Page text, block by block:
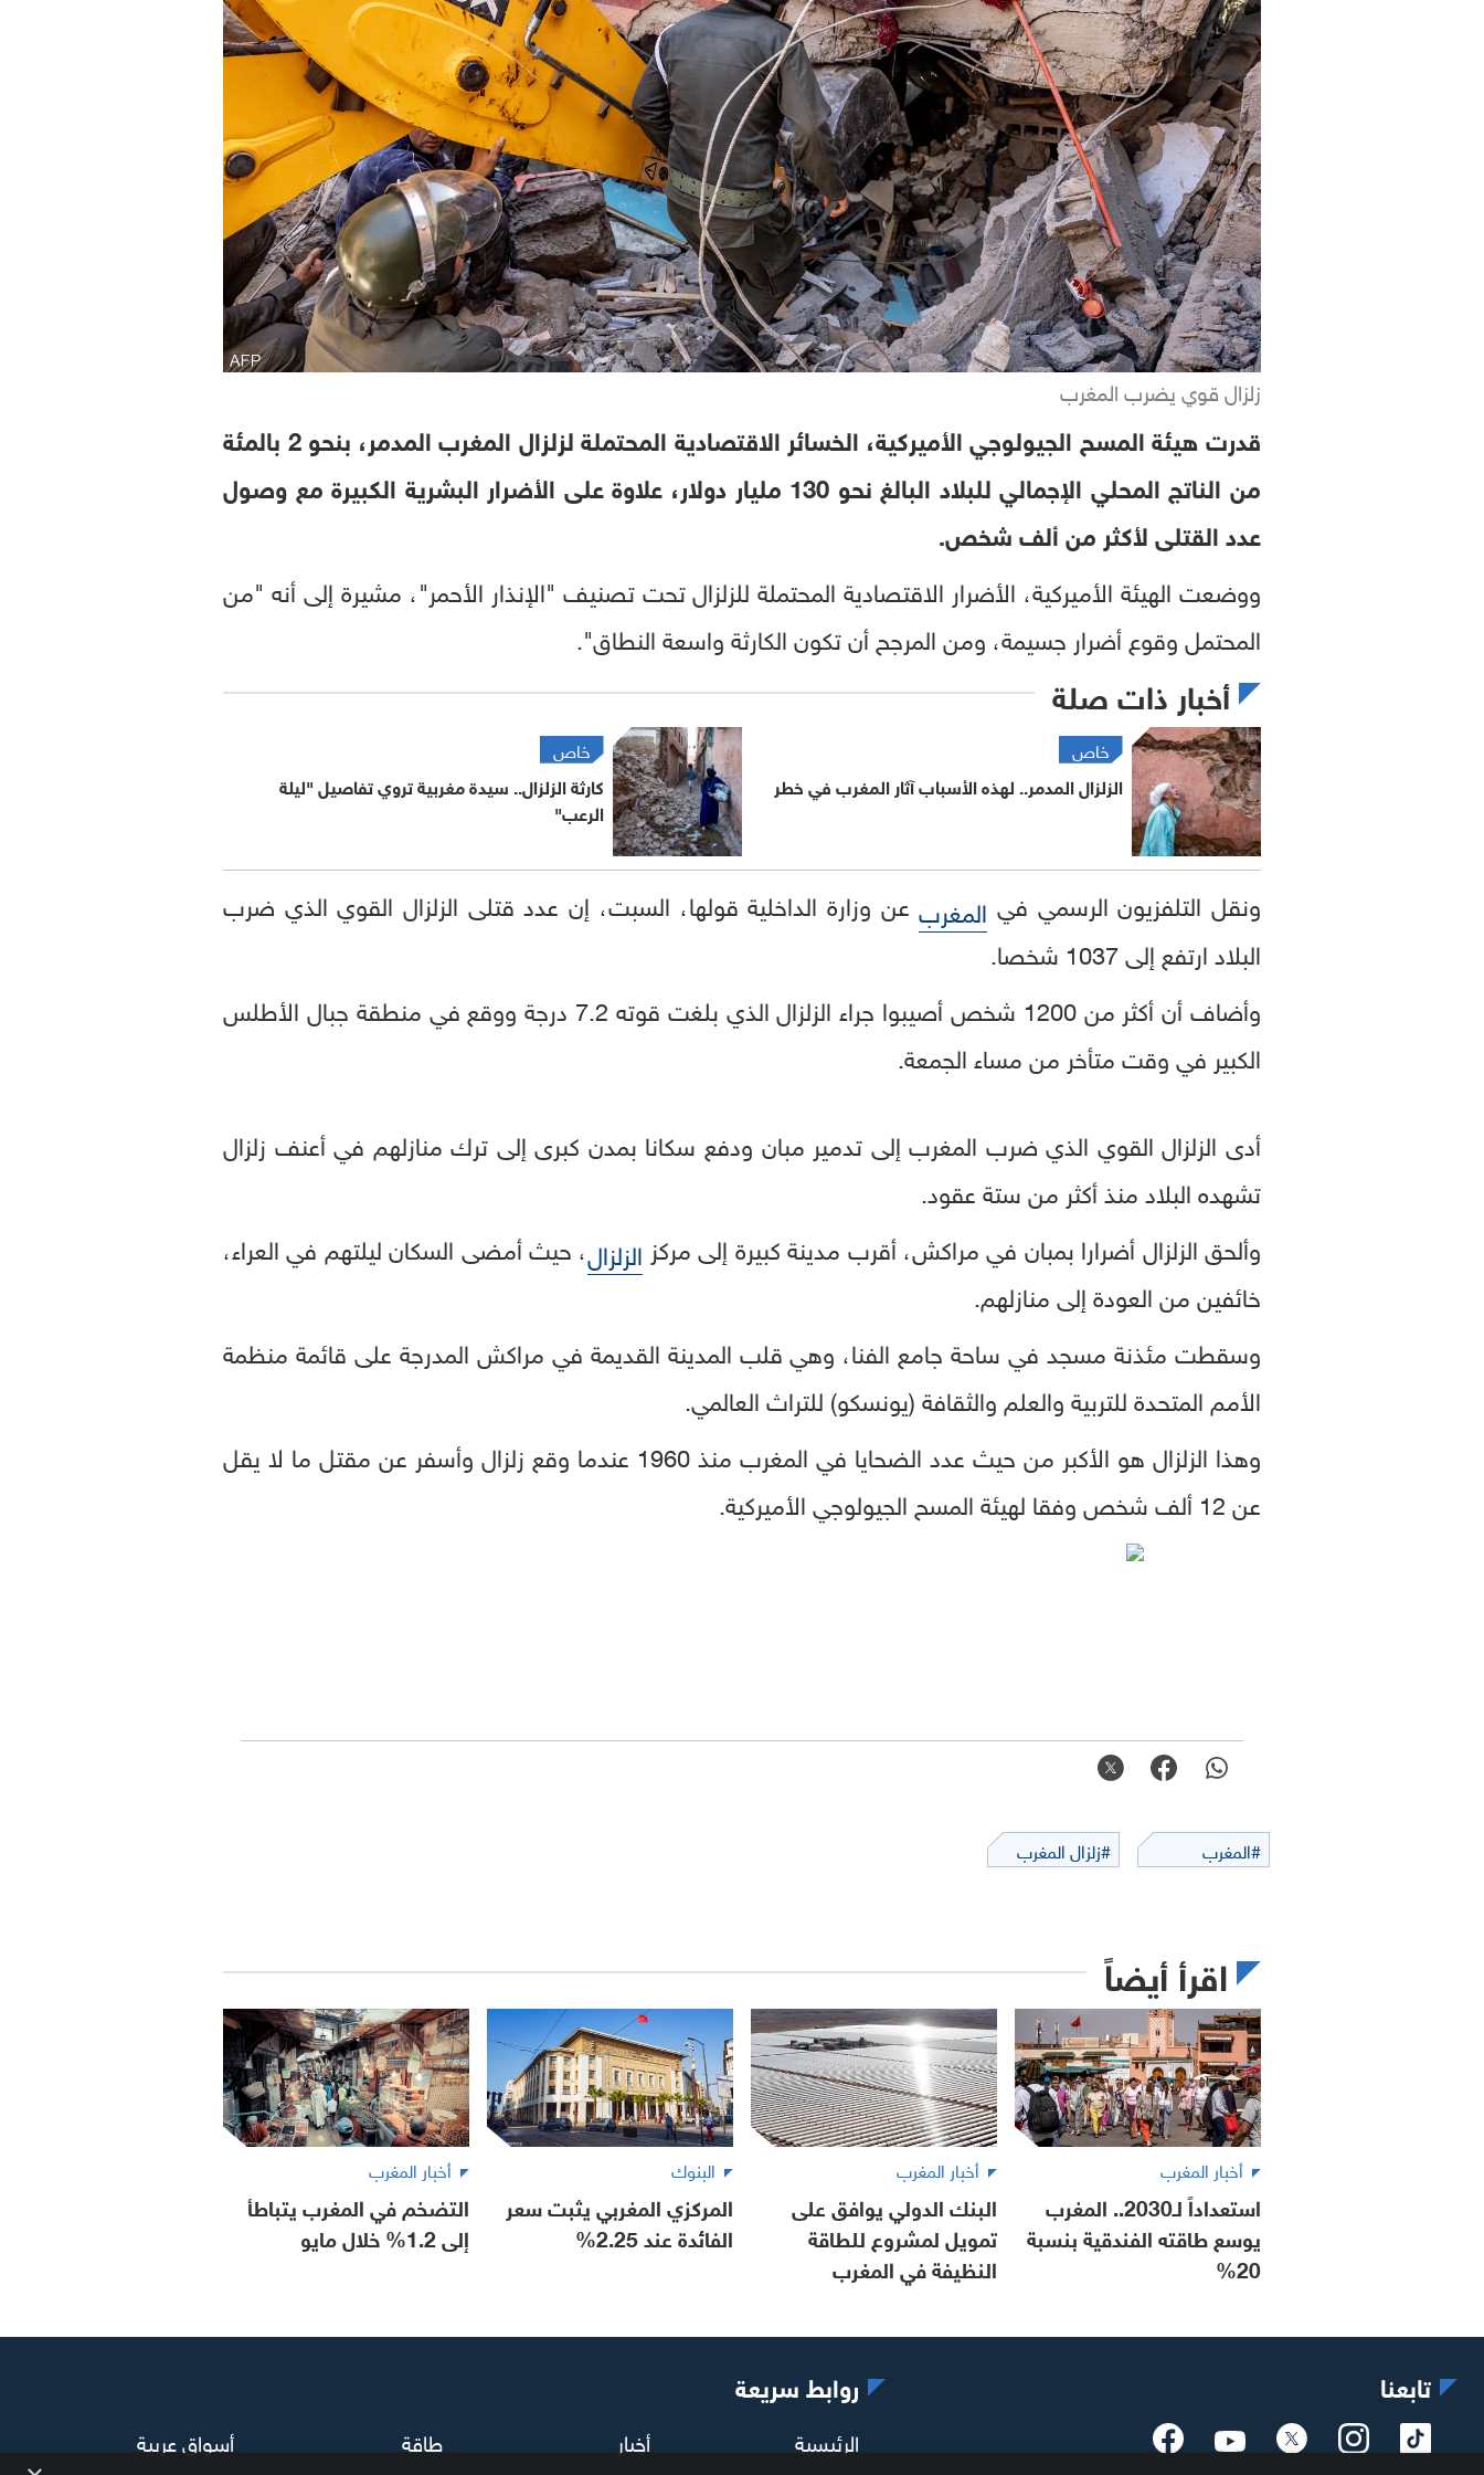
زلزال قوي يضرب المغرب
قدرت هيئة المسح الجيولوجي الأميركية، الخسائر الاقتصادية المحتملة لزلزال المغرب المدمر، بنحو 2 بالمئة
من الناتج المحلي الإجمالي للبلاد البالغ نحو 130 مليار دولار، علاوة على الأضرار البشرية الكبيرة مع وصول
عدد القتلى لأكثر من ألف شخص.
ووضعت الهيئة الأميركية، الأضرار الاقتصادية المحتملة للزلزال تحت تصنيف "الإنذار الأحمر"، مشيرة إلى أنه "من
المحتمل وقوع أضرار جسيمة، ومن المرجح أن تكون الكارثة واسعة النطاق".
أخبار ذات صلة
خاص
الزلزال المدمر.. لهذه الأسباب آثار المغرب في خطر
خاص
كارثة الزلزال.. سيدة مغربية تروي تفاصيل "ليلة
الرعب"
ونقل التلفزيون الرسمي في المغربعن وزارة الداخلية قولها، السبت، إن عدد قتلى الزلزال القوي الذي ضرب
البلاد ارتفع إلى 1037 شخصا.
وأضاف أن أكثر من 1200 شخص أصيبوا جراء الزلزال الذي بلغت قوته 7.2 درجة ووقع في منطقة جبال الأطلس
الكبير في وقت متأخر من مساء الجمعة.
أدى الزلزال القوي الذي ضرب المغرب إلى تدمير مبان ودفع سكانا بمدن كبرى إلى ترك منازلهم في أعنف زلزال
تشهده البلاد منذ أكثر من ستة عقود.
وألحق الزلزال أضرارا بمبان في مراكش، أقرب مدينة كبيرة إلى مركز الزلزال، حيث أمضى السكان ليلتهم في العراء،
خائفين من العودة إلى منازلهم.
وسقطت مئذنة مسجد في ساحة جامع الفنا، وهي قلب المدينة القديمة في مراكش المدرجة على قائمة منظمة
الأمم المتحدة للتربية والعلم والثقافة (يونسكو) للتراث العالمي.
وهذا الزلزال هو الأكبر من حيث عدد الضحايا في المغرب منذ 1960 عندما وقع زلزال وأسفر عن مقتل ما لا يقل
عن 12 ألف شخص وفقا لهيئة المسح الجيولوجي الأميركية.
#المغرب #زلزال المغرب
اقرأ أيضاً
أخبار المغرب
استعداداً لـ2030.. المغرب
يوسع طاقته الفندقية بنسبة
20%
أخبار المغرب
البنك الدولي يوافق على
تمويل لمشروع للطاقة
النظيفة في المغرب
البنوك
المركزي المغربي يثبت سعر
الفائدة عند 2.25%
أخبار المغرب
التضخم في المغرب يتباطأ
إلى 1.2% خلال مايو
تابعنا روابط سريعة
الرئيسية أخبار طاقة
أسواق عربية